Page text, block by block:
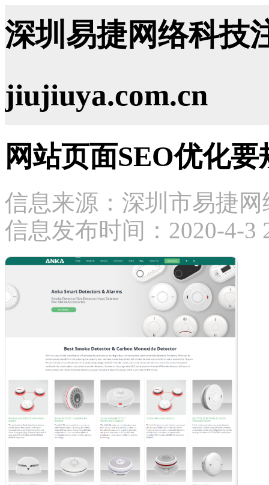
深圳易捷网络科技
jiujiuya.com.cn
网站页面SEO优化
信息来源：深圳市易捷
信息发布时间：2020-4-3